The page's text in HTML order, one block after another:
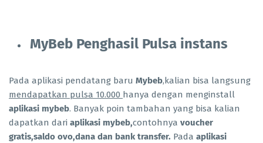
MyBeb Penghasil Pulsa instans
Pada aplikasi pendatang baru Mybeb,kalian bisa langsung
mendapatkan pulsa 10.000 hanya dengan menginstall
aplikasi mybeb. Banyak poin tambahan yang bisa kalian
dapatkan dari aplikasi mybeb,contohnya voucher
gratis,saldo ovo,dana dan bank transfer. Pada aplikasi